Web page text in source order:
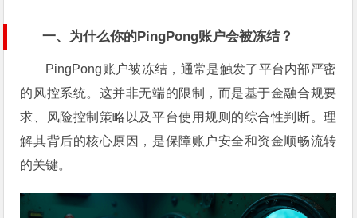
一、为什么你的PingPong账户会被冻结？
PingPong账户被冻结，通常是触发了平台内部严密
的风控系统。这并非无端的限制，而是基于金融合规要
求、风险控制策略以及平台使用规则的综合性判断。理
解其背后的核心原因，是保障账户安全和资金顺畅流转
的关键。